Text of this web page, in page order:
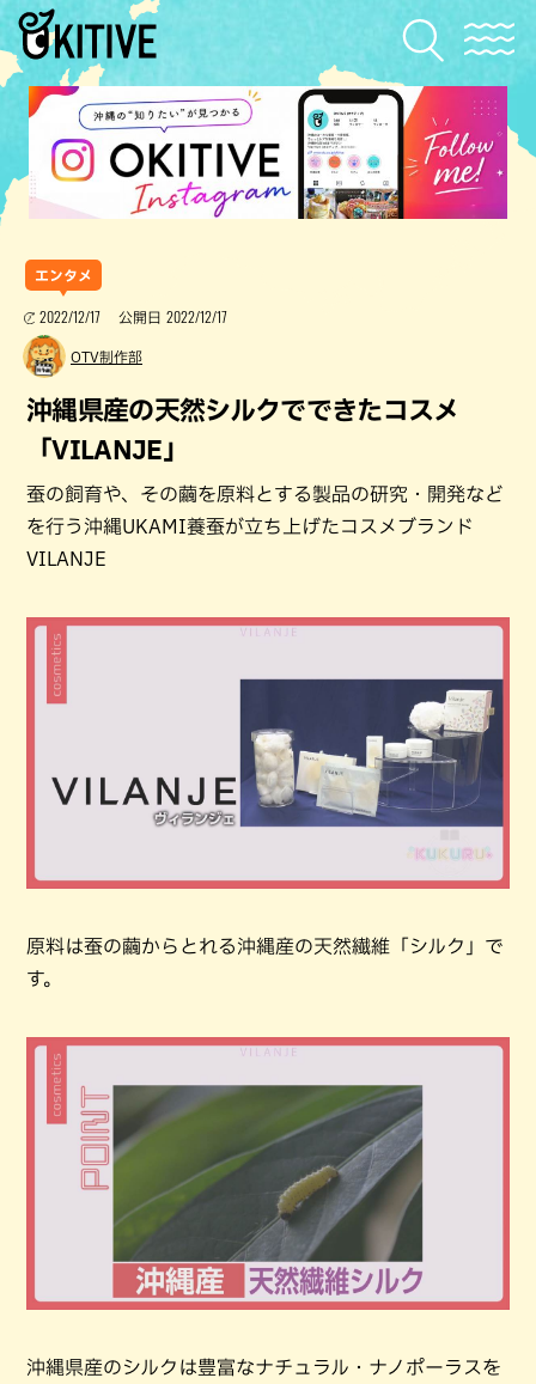
エンタメ
2022/12/17 公開日 2022/12/17
OTV制作部
沖縄県産の天然シルクでできたコスメ
「VILANJE」
蚕の飼育や、その繭を原料とする製品の研究・開発など
を行う沖縄UKAMI養蚕が立ち上げたコスメブランド
VILANJE
原料は蚕の繭からとれる沖縄産の天然繊維「シルク」で
す。
沖縄県産のシルクは豊富なナチュラル・ナノポーラスを